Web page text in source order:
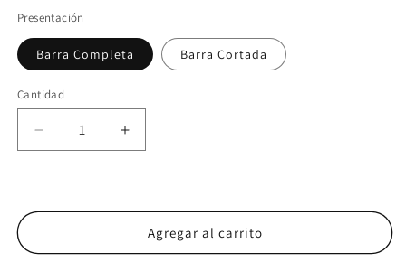
Presentación
Barra Completa Barra Cortada
Cantidad
Cantidad
Reducir
cantidad
BARRA
PETALS
Aumentar
cantidad
BARRA
ROSE
PETALS
Agregar al carrito